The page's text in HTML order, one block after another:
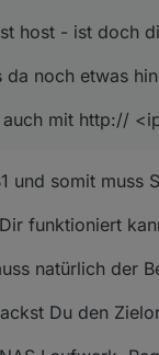
host - ist doch
da noch etwas
auch mit http://
und somit
funktioniert
natürlich der
Du den